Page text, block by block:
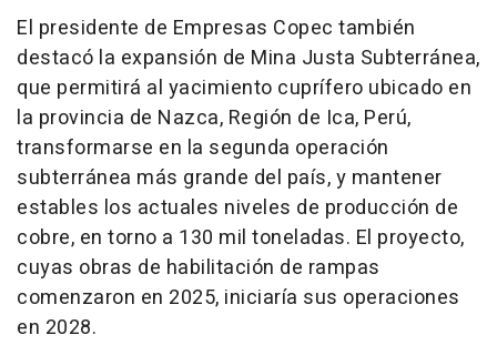
El presidente de Empresas Copec también
destacó la expansión de Mina Justa Subterránea,
que permitirá al yacimiento cuprífero ubicado en
la provincia de Nazca, Región de Ica, Perú,
transformarse en la segunda operación
subterránea más grande del país, y mantener
estables los actuales niveles de producción de
cobre, en torno a 130 mil toneladas. El proyecto,
cuyas obras de habilitación de rampas
comenzaron en 2025, iniciaría sus operaciones
en 2028.